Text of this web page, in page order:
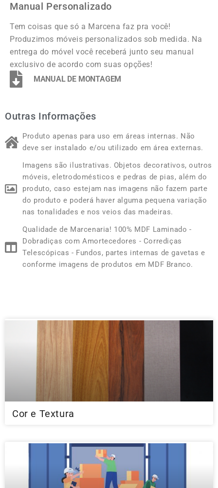
Manual Personalizado
Tem coisas que só a Marcena faz pra você!
Produzimos móveis personalizados sob medida. Na
entrega do móvel você receberá junto seu manual
exclusivo de acordo com suas opções!
MANUAL DE MONTAGEM
Outras Informações
Produto apenas para uso em áreas internas. Não
deve ser instalado e/ou utilizado em área externas.
Imagens são ilustrativas. Objetos decorativos, outros
móveis, eletrodomésticos e pedras de pias, além do
produto, caso estejam nas imagens não fazem parte
do produto e poderá haver alguma pequena variação
nas tonalidades e nos veios das madeiras.
Qualidade de Marcenaria! 100% MDF Laminado -
Dobradiças com Amortecedores - Corrediças
Telescópicas - Fundos, partes internas de gavetas e
conforme imagens de produtos em MDF Branco.
Cor e Textura